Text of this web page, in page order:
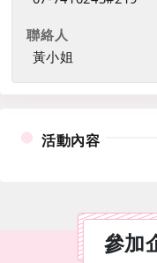
聯絡人
黃小姐
活動內容
參加